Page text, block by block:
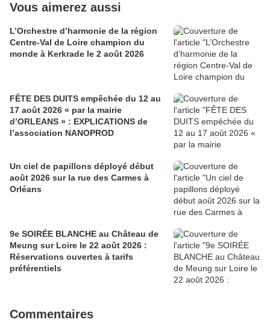
Vous aimerez aussi
L’Orchestre d’harmonie de la région
Centre-Val de Loire champion du
monde à Kerkrade le 2 août 2026
FÊTE DES DUITS empêchée du 12 au
17 août 2026 « par la mairie
d’ORLEANS » : EXPLICATIONS de
l’association NANOPROD
Un ciel de papillons déployé début
août 2026 sur la rue des Carmes à
Orléans
9e SOIRÉE BLANCHE au Château de
Meung sur Loire le 22 août 2026 :
Réservations ouvertes à tarifs
préférentiels
Commentaires